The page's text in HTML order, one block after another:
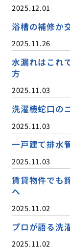
2025.12.01
浴槽の補修か
2025.11.26
水漏れはこれ
方
2025.11.03
洗濯機蛇口の
2025.11.03
一戸建て排水
2025.11.03
賃貸物件でも
へ
2025.11.02
プロが語る洗
2025.11.02